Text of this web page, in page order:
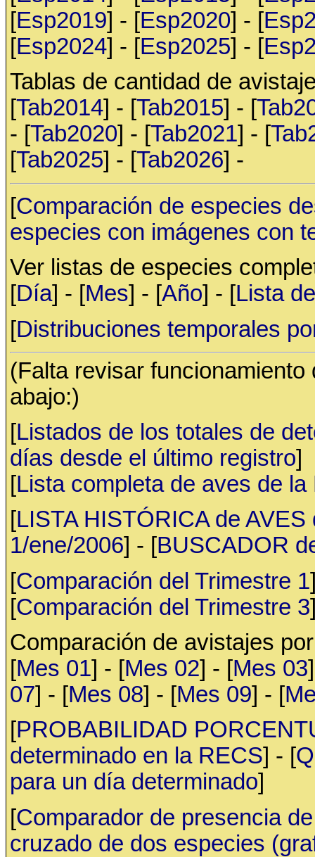
[Esp2019] - [Esp2020] - [
[Esp2024] - [Esp2025] - [
Tablas de cantidad de
[Tab2014] - [Tab2015] - [
- [Tab2020] - [Tab2021] - [
[Tab2025] - [Tab2026] -
[Comparación de especies
especies con imágenes con
Ver listas de especies
[Día] - [Mes] - [Año] - [Lista
[Distribuciones temporales
(Falta revisar
abajo:)
[Listados de los totales de
días desde el último registro]
[Lista completa de aves de
[LISTA HISTÓRICA de
1/ene/2006] - [BUSCADOR
[Comparación del Trimestre 1
[Comparación del Trimestre 3
Comparación de avistajes
[Mes 01] - [Mes 02] - [Mes 03
07] - [Mes 08] - [Mes 09] - [
[PROBABILIDAD
determinado en la RECS] - [
para un día determinado]
[Comparador de presencia
cruzado de dos especies